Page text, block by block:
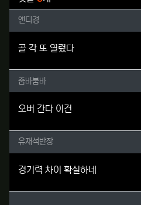
앤디경님의 댓글
앤디경
골 각 또 열렸다
줌바붐바님의 댓글
줌바붐바
오버 간다 이건
유재석반장님의 댓글
유재석반장
경기력 차이 확실하네